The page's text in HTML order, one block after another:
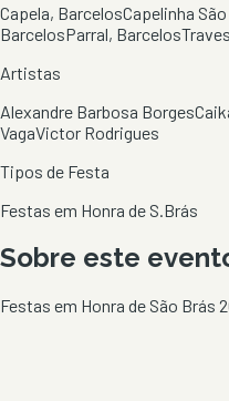
Capela, BarcelosCapelinha
BarcelosParral, Barcelos
Artistas
Alexandre Barbosa Borges
VagaVictor Rodrigues
Tipos de Festa
Festas em Honra de S.Brás
Sobre este
Festas em Honra de São Brás